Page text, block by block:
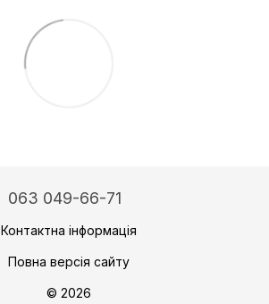
063 049-66-71
Контактна інформація
Повна версія сайту
© 2026